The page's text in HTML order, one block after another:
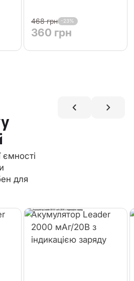
468 грн -23%
360 грн
ємності
для
Акумулятор Leader
2000 мАг/20В з
індикацією заряду